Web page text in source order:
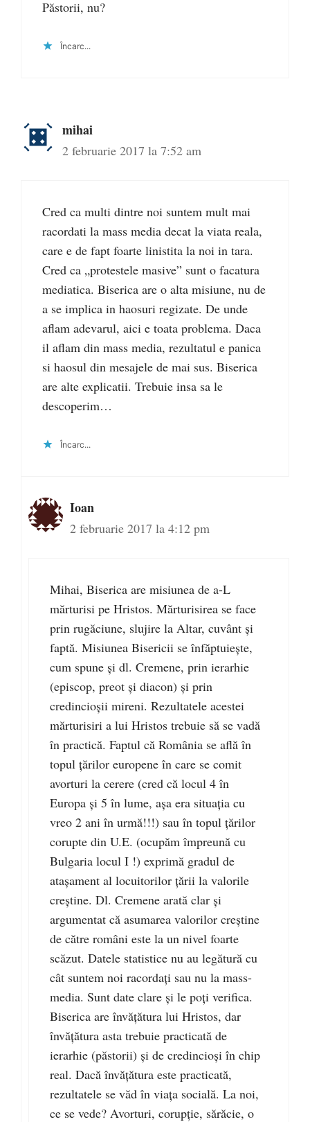
Păstorii, nu?
Încarc...
mihai
2 februarie 2017 la 7:52 am
Cred ca multi dintre noi suntem mult mai
racordati la mass media decat la viata reala,
care e de fapt foarte linistita la noi in tara.
Cred ca „protestele masive” sunt o facatura
mediatica. Biserica are o alta misiune, nu de
a se implica in haosuri regizate. De unde
aflam adevarul, aici e toata problema. Daca
il aflam din mass media, rezultatul e panica
si haosul din mesajele de mai sus. Biserica
are alte explicatii. Trebuie insa sa le
descoperim…
Încarc...
Ioan
2 februarie 2017 la 4:12 pm
Mihai, Biserica are misiunea de a-L
mărturisi pe Hristos. Mărturisirea se face
prin rugăciune, slujire la Altar, cuvânt și
faptă. Misiunea Bisericii se înfăptuiește,
cum spune și dl. Cremene, prin ierarhie
(episcop, preot și diacon) și prin
credincioșii mireni. Rezultatele acestei
mărturisiri a lui Hristos trebuie să se vadă
în practică. Faptul că România se află în
topul țărilor europene în care se comit
avorturi la cerere (cred că locul 4 în
Europa și 5 în lume, așa era situația cu
vreo 2 ani în urmă!!!) sau în topul țărilor
corupte din U.E. (ocupăm împreună cu
Bulgaria locul I !) exprimă gradul de
atașament al locuitorilor țării la valorile
creștine. Dl. Cremene arată clar și
argumentat că asumarea valorilor creștine
de către români este la un nivel foarte
scăzut. Datele statistice nu au legătură cu
cât suntem noi racordați sau nu la mass-
media. Sunt date clare și le poți verifica.
Biserica are învățătura lui Hristos, dar
învățătura asta trebuie practicată de
ierarhie (păstorii) și de credincioși în chip
real. Dacă învățătura este practicată,
rezultatele se văd în viața socială. La noi,
ce se vede? Avorturi, corupție, sărăcie, o